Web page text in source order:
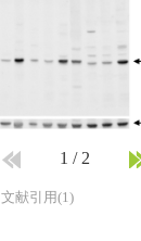
1 /2
文献引用(1)